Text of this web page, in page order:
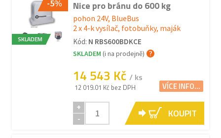
-5%
SKLADEM
Nice pro bránu do 600 kg
pohon 24V, BlueBus
2 x 4-k vysílač, fotobuňky, maják
Kód: N RBS600BDKCE
SKLADEM (i na prodejně)
14 543 Kč / ks
12 019.01 Kč bez DPH VÍCE INFO...
+
-
KOUPIT